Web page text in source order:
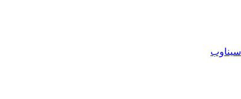
سیناوب